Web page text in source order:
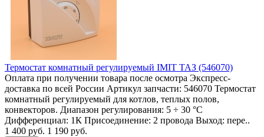
Термостат комнатный регулируемый IMIT ТАЗ (546070)
Оплата при получении товара после осмотра Экспресс-
доставка по всей России Артикул запчасти: 546070 Термостат
комнатный регулируемый для котлов, теплых полов,
конвекторов. Диапазон регулирования: 5 ÷ 30 °C
Дифференциал: 1К Присоединение: 2 провода Выход: пере..
1 400 руб. 1 190 руб.